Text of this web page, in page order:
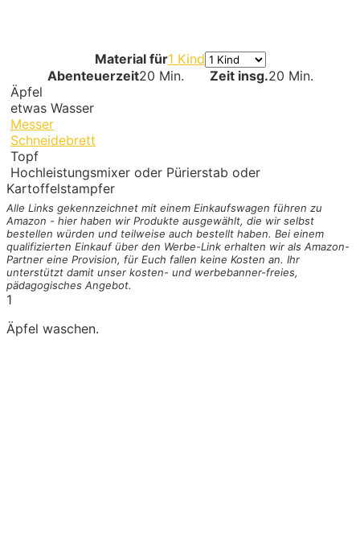
Material für1 Kind
Abenteuerzeit20 Min. Zeit insg.20 Min.
Äpfel
etwas Wasser
Messer
Schneidebrett
Topf
Hochleistungsmixer oder Pürierstab oder
Kartoffelstampfer
Alle Links gekennzeichnet mit einem Einkaufswagen führen zu
Amazon - hier haben wir Produkte ausgewählt, die wir selbst
bestellen würden und teilweise auch bestellt haben. Bei einem
qualifizierten Einkauf über den Werbe-Link erhalten wir als Amazon-
Partner eine Provision, für Euch fallen keine Kosten an. Ihr
unterstützt damit unser kosten- und werbebanner-freies,
pädagogisches Angebot.
1
Äpfel waschen.